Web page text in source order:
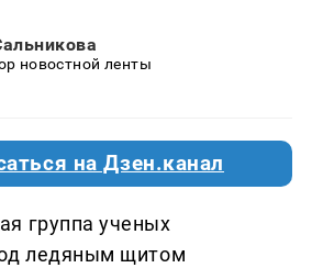
новостной ленты
на Дзен.канал
группа ученых
ледяным щитом